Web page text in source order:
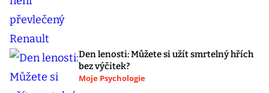
Den lenosti: Můžete si užít smrtelný hřích
bez výčitek?
Moje Psychologie